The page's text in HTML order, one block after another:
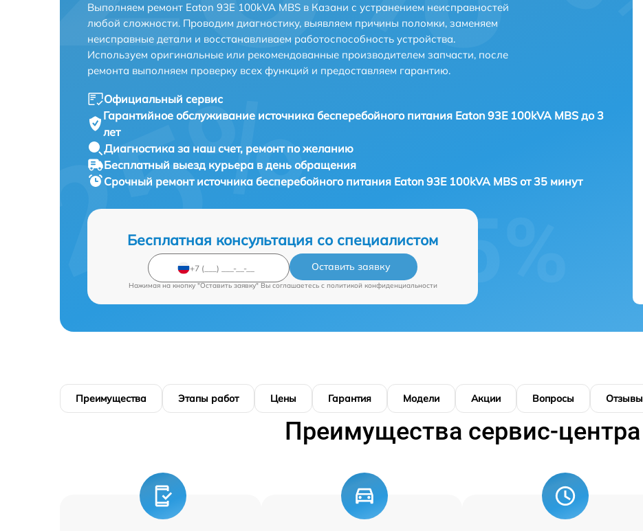
Выполняем ремонт Eaton 93E 100kVA MBS в Казани с устранением неисправностей
любой сложности. Проводим диагностику, выявляем причины поломки, заменяем
неисправные детали и восстанавливаем работоспособность устройства.
Используем оригинальные или рекомендованные производителем запчасти, после
ремонта выполняем проверку всех функций и предоставляем гарантию.
Официальный сервис
Гарантийное обслуживание источника бесперебойного питания Eaton 93E 100kVA MBS до 3
лет
Диагностика за наш счет, ремонт по желанию
Бесплатный выезд курьера в день обращения
Срочный ремонт источника бесперебойного питания Eaton 93E 100kVA MBS от 35 минут
Бесплатная консультация со специалистом
Оставить заявку
Нажимая на кнопку "Оставить заявку" Вы соглашаетесь c политикой конфиденциальности
Преимущества Этапы работ Цены Гарантия Модели Акции Вопросы Отзывы
Преимущества сервис-центра